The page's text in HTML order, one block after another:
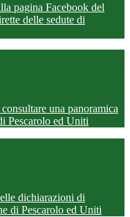
pagina Facebook del
delle sedute di
una panoramica
Pescarolo ed Uniti
dichiarazioni di
di Pescarolo ed Uniti